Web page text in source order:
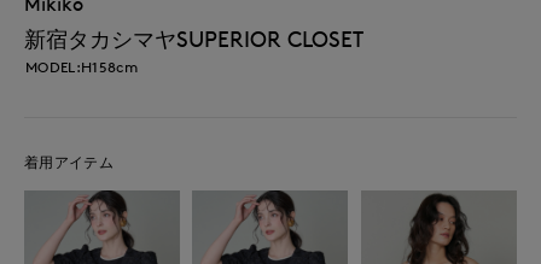
Mikiko
新宿タカシマヤSUPERIOR CLOSET
MODEL:H158cm
着用アイテム